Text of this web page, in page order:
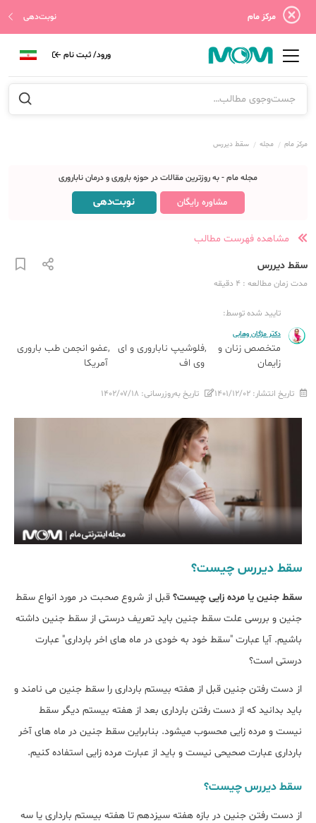
مرکز مام نوبت‌دهی
ورود/ ثبت نام
مرکز مام مجله سقط دیررس
مجله مام - به روزترین مقالات در حوزه باروری و درمان ناباروری
مشاوره رایگان نوبت‌دهی
مشاهده فهرست مطالب
سقط دیررس
مدت زمان مطالعه : 4 دقیقه
تایید شده توسط:
دکتر مژگان وهابی
متخصص زنان و
زایمان
فلوشیپ ناباروری و ای
وی اف
عضو انجمن طب باروری
آمریکا
تاریخ انتشار: ۱۴۰۱/۱۲/۰۲ تاریخ به‌روزرسانی: ۱۴۰۲/۰۷/۱۸
سقط دیررس چیست؟
سقط جنین یا مرده زایی چیست؟ قبل از شروع صحبت در مورد انواع سقط
جنین و بررسی علت سقط جنین باید تعریف درستی از سقط جنین داشته
باشیم. آیا عبارت "سقط خود به خودی در ماه های اخر بارداری" عبارت
درستی است؟
از دست رفتن جنین قبل از هفته بیستم بارداری را سقط جنین می نامند و
باید بدانید که از دست رفتن بارداری بعد از هفته بیستم دیگر سقط
نیست و مرده زایی محسوب میشود. بنابراین سقط جنین در ماه های آخر
بارداری عبارت صحیحی نیست و باید از عبارت مرده زایی استفاده کنیم.
سقط دیررس چیست؟
از دست رفتن جنین در بازه هفته سیزدهم تا هفته بیستم بارداری یا سه